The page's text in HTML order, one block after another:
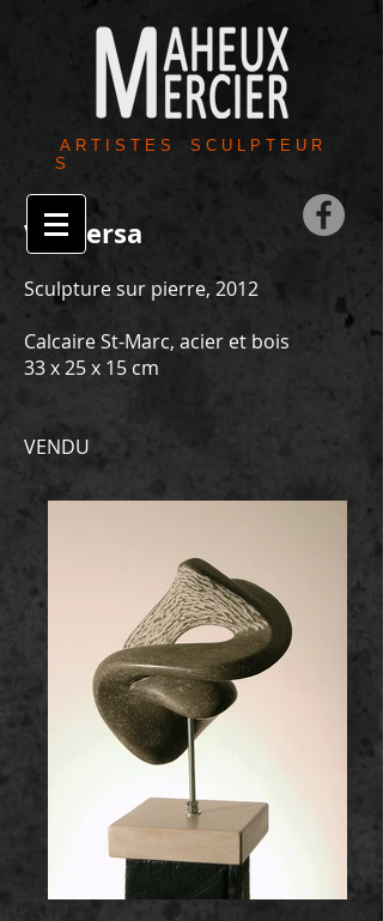
A R T I S T E S S C U L P T E U R
S
Vis-versa
Sculpture sur pierre, 2012
Calcaire St-Marc, acier et bois
33 x 25 x 15 cm
VENDU